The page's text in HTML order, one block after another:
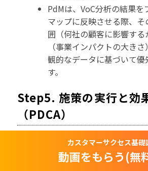
PdMは、VoC分析の結果を
マップに反映させる際、
囲（何社の顧客に影響す
（事業インパクトの大き
観的なデータに基づいて優
す。
Step5. 施策の実行と効
（PDCA）
策定したアクションプランを実行に
を測定して次の改善に繋げる、
カスタマーサクセス基礎
動画をもらう(無